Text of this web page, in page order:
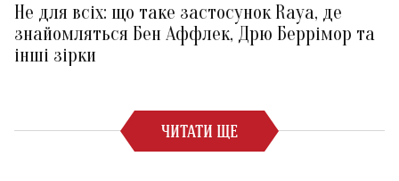
Не для всіх: що таке застосунок Raya, де
знайомляться Бен Аффлек, Дрю Беррімор та
інші зірки
ЧИТАТИ ЩЕ